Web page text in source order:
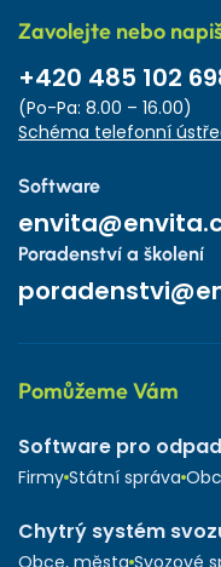
Zavolejte nebo
+420 485 102
(Po-Pa: 8.00 – 16.00)
Schéma telefonní
Software
Poradenství a školení
Pomůžeme Vám
Software pro
Firmy Státní správa
Chytrý systém
Obce, města Svozové